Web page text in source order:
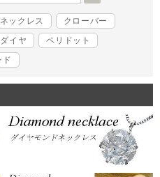
ックレス
クローバー
イヤ
ペリドット
ド